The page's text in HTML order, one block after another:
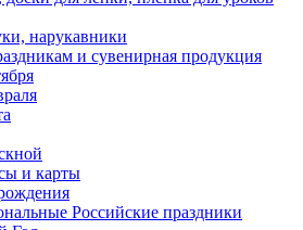
нарукавники
и сувенирная продукция
и карты
Российские праздники